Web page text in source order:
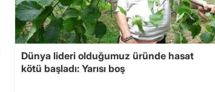
Dünya lideri olduğumuz üründe hasat
kötü başladı: Yarısı boş